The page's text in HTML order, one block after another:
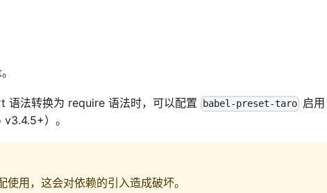
语法转换为 require 语法时，可以配置 babel-preset-taro 启用
）。
使用，这会对依赖的引入造成破坏。